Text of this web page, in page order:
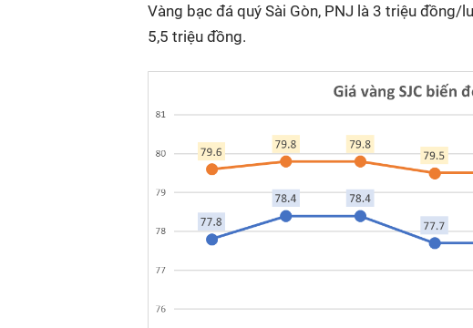
Vàng bạc đá quý Sài Gòn, PNJ là 3 triệu đồng/
5,5 triệu đồng.